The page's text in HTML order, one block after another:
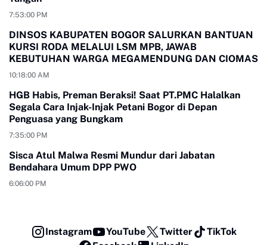
7:53:00 PM
DINSOS KABUPATEN BOGOR SALURKAN BANTUAN
KURSI RODA MELALUI LSM MPB, JAWAB
KEBUTUHAN WARGA MEGAMENDUNG DAN CIOMAS
10:18:00 AM
HGB Habis, Preman Beraksi! Saat PT.PMC Halalkan
Segala Cara Injak-Injak Petani Bogor di Depan
Penguasa yang Bungkam
7:35:00 PM
Sisca Atul Malwa Resmi Mundur dari Jabatan
Bendahara Umum DPP PWO
6:06:00 PM
Instagram YouTube Twitter
TikTok